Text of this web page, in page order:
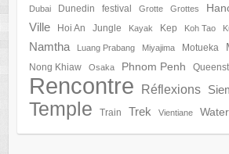
Dubai Dunedin festival Grotte Grottes
Ville
Hoi An Jungle Kayak Kep Koh Tao
Namtha
Luang Prabang Miyajima Motueka
Nong Khiaw Osaka Phnom Penh
Rencontre Réflexions
Temple Train Trek Vientiane